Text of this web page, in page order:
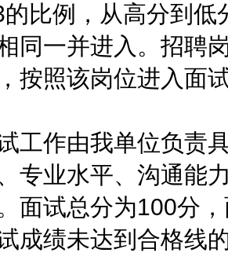
的比例，从高分到
同一并进入。招聘
按照该岗位进入面
作由我单位负责具
专业水平、沟通能
面试总分为100分
成绩未达到合格线